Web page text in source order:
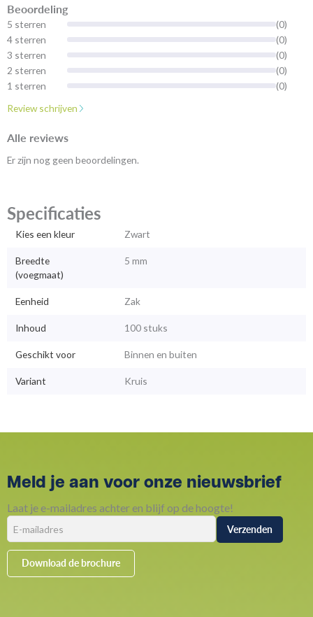
Beoordeling
5 sterren
(0)
4 sterren
(0)
3 sterren
(0)
2 sterren
(0)
1 sterren
(0)
Review schrijven
Alle reviews
Er zijn nog geen beoordelingen.
Specificaties
Kies een kleur Zwart
Breedte
(voegmaat)
5 mm
Eenheid Zak
Inhoud 100 stuks
Geschikt voor Binnen en buiten
Variant Kruis
Meld je aan voor onze nieuwsbrief
Laat je e-mailadres achter en blijf op de hoogte!
Download de brochure